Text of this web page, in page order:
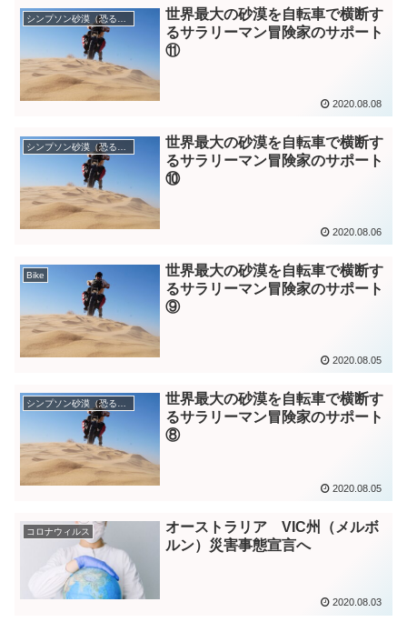
世界最大の砂漠を自転車で横断す
るサラリーマン冒険家のサポート
⑪
2020.08.08
世界最大の砂漠を自転車で横断す
るサラリーマン冒険家のサポート
⑩
2020.08.06
Bike
世界最大の砂漠を自転車で横断す
るサラリーマン冒険家のサポート
⑨
2020.08.05
世界最大の砂漠を自転車で横断す
るサラリーマン冒険家のサポート
⑧
2020.08.05
コロナウィルス
オーストラリア VIC州（メルボ
ルン）災害事態宣言へ
2020.08.03